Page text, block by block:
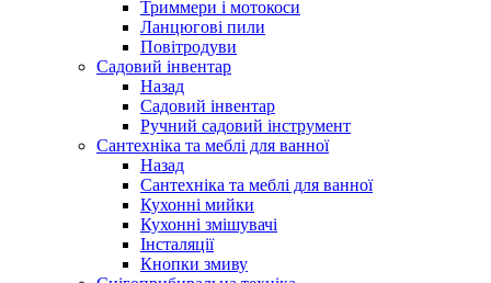
Триммери і мотокоси
Ланцюгові пили
Повітродуви
Садовий інвентар
Назад
Садовий інвентар
Ручний садовий інструмент
Сантехніка та меблі для ванної
Назад
Сантехніка та меблі для ванної
Кухонні мийки
Кухонні змішувачі
Інсталяції
Кнопки змиву